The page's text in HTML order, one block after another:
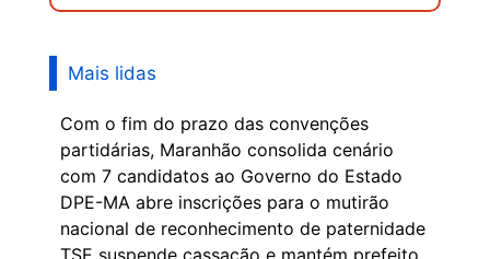
Mais lidas
Com o fim do prazo das convenções
partidárias, Maranhão consolida cenário
com 7 candidatos ao Governo do Estado
DPE-MA abre inscrições para o mutirão
nacional de reconhecimento de paternidade